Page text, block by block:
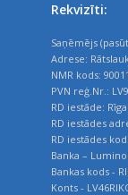
Rekvizīti:
Saņēmējs
Adrese:
NMR kods:
PVN reģ.Nr.:
RD iestāde:
RD iestādes
RD iestādes
Banka –
Bankas kods -
Konts -